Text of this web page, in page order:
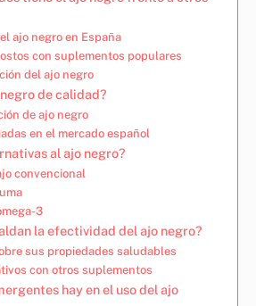
ajo negro en España
con suplementos populares
del ajo negro
de calidad?
de ajo negro
en el mercado español
al ajo negro?
convencional
3
la efectividad del ajo negro?
sus propiedades saludables
con otros suplementos
hay en el uso del ajo